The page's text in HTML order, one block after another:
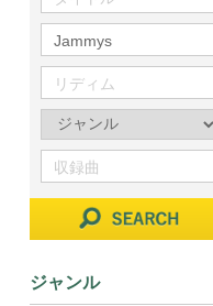
ジャンル